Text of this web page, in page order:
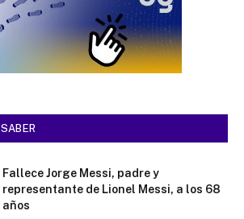
SABER
Fallece Jorge Messi, padre y
representante de Lionel Messi, a los 68
años